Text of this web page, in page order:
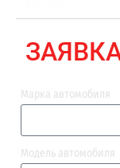
Марка автомобиля
Модель автомобиля